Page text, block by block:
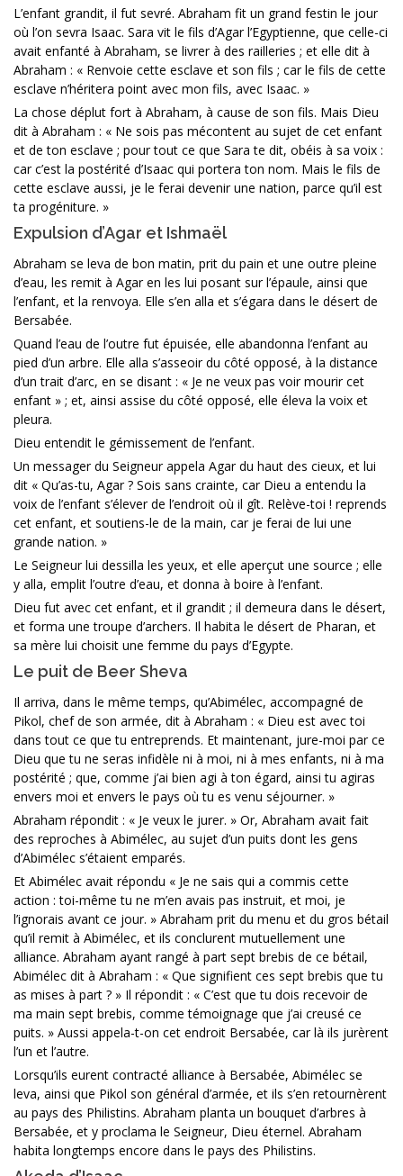
L’enfant grandit, il fut sevré. Abraham fit un grand festin le jour
où l’on sevra Isaac. Sara vit le fils d’Agar l’Egyptienne, que celle-ci
avait enfanté à Abraham, se livrer à des railleries ; et elle dit à
Abraham : « Renvoie cette esclave et son fils ; car le fils de cette
esclave n’héritera point avec mon fils, avec Isaac. »
La chose déplut fort à Abraham, à cause de son fils. Mais Dieu
dit à Abraham : « Ne sois pas mécontent au sujet de cet enfant
et de ton esclave ; pour tout ce que Sara te dit, obéis à sa voix :
car c’est la postérité d’Isaac qui portera ton nom. Mais le fils de
cette esclave aussi, je le ferai devenir une nation, parce qu’il est
ta progéniture. »
Expulsion d’Agar et Ishmaël
Abraham se leva de bon matin, prit du pain et une outre pleine
d’eau, les remit à Agar en les lui posant sur l’épaule, ainsi que
l’enfant, et la renvoya. Elle s’en alla et s’égara dans le désert de
Bersabée.
Quand l’eau de l’outre fut épuisée, elle abandonna l’enfant au
pied d’un arbre. Elle alla s’asseoir du côté opposé, à la distance
d’un trait d’arc, en se disant : « Je ne veux pas voir mourir cet
enfant » ; et, ainsi assise du côté opposé, elle éleva la voix et
pleura.
Dieu entendit le gémissement de l’enfant.
Un messager du Seigneur appela Agar du haut des cieux, et lui
dit « Qu’as-tu, Agar ? Sois sans crainte, car Dieu a entendu la
voix de l’enfant s’élever de l’endroit où il gît. Relève-toi ! reprends
cet enfant, et soutiens-le de la main, car je ferai de lui une
grande nation. »
Le Seigneur lui dessilla les yeux, et elle aperçut une source ; elle
y alla, emplit l’outre d’eau, et donna à boire à l’enfant.
Dieu fut avec cet enfant, et il grandit ; il demeura dans le désert,
et forma une troupe d’archers. Il habita le désert de Pharan, et
sa mère lui choisit une femme du pays d’Egypte.
Le puit de Beer Sheva
Il arriva, dans le même temps, qu’Abimélec, accompagné de
Pikol, chef de son armée, dit à Abraham : « Dieu est avec toi
dans tout ce que tu entreprends. Et maintenant, jure-moi par ce
Dieu que tu ne seras infidèle ni à moi, ni à mes enfants, ni à ma
postérité ; que, comme j’ai bien agi à ton égard, ainsi tu agiras
envers moi et envers le pays où tu es venu séjourner. »
Abraham répondit : « Je veux le jurer. » Or, Abraham avait fait
des reproches à Abimélec, au sujet d’un puits dont les gens
d’Abimélec s’étaient emparés.
Et Abimélec avait répondu « Je ne sais qui a commis cette
action : toi-même tu ne m’en avais pas instruit, et moi, je
l’ignorais avant ce jour. » Abraham prit du menu et du gros bétail
qu’il remit à Abimélec, et ils conclurent mutuellement une
alliance. Abraham ayant rangé à part sept brebis de ce bétail,
Abimélec dit à Abraham : « Que signifient ces sept brebis que tu
as mises à part ? » Il répondit : « C’est que tu dois recevoir de
ma main sept brebis, comme témoignage que j’ai creusé ce
puits. » Aussi appela-t-on cet endroit Bersabée, car là ils jurèrent
l’un et l’autre.
Lorsqu’ils eurent contracté alliance à Bersabée, Abimélec se
leva, ainsi que Pikol son général d’armée, et ils s’en retournèrent
au pays des Philistins. Abraham planta un bouquet d’arbres à
Bersabée, et y proclama le Seigneur, Dieu éternel. Abraham
habita longtemps encore dans le pays des Philistins.